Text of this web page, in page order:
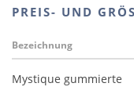
PREIS- UND
Bezeichnung
Mystique gummierte